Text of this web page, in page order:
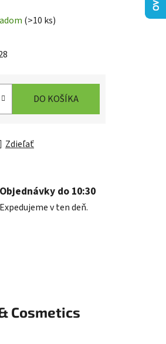
(>10 ks)
DO KOŠÍKA
Zdieľať
Objednávky do 10:30
Expedujeme v ten deň.
Cosmetics